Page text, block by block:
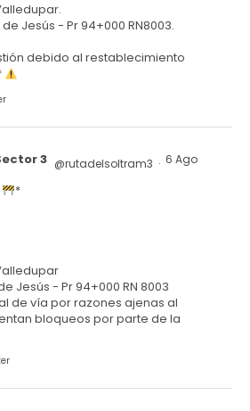
Jesús - Pr 94+000 RN8003.
debido al restablecimiento
3 @rutadelsoltram3 · 6 Ago
*
Jesús - Pr 94+000 RN 8003
de vía por razones ajenas al
bloqueos por parte de la